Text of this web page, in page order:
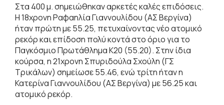
Στα 400 μ. σημειώθηκαν αρκετές καλές επιδόσεις.
Η 18χρονη Ραφαηλία Γιαννουλίδου (ΑΣ Βεργίνα)
ήταν πρώτη με 55.25, πετυχαίνοντας νέο ατομικό
ρεκόρ και επίδοση πολύ κοντά στο όριο για το
Παγκόσμιο Πρωτάθλημα Κ20 (55.20). Στην ίδια
κούρσα, η 21χρονη Σπυριδούλα Σχούλη (ΓΣ
Τρικάλων) σημείωσε 55.46, ενώ τρίτη ήταν η
Κατερίνα Γιαννουλίδου (ΑΣ Βεργίνα) με 56.25 και
ατομικό ρεκόρ.